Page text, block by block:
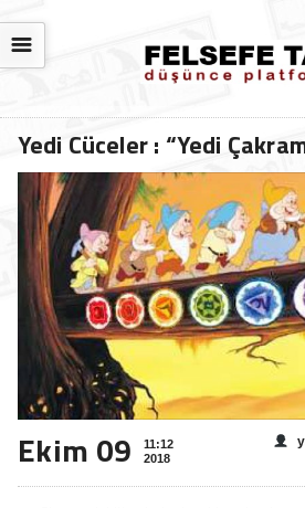
☰
Yedi Cüceler : “Yedi
Ekim 09
11:12
2018